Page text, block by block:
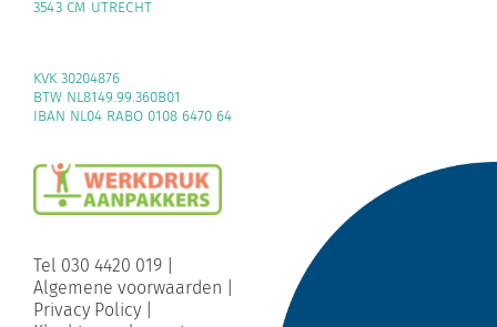
BTW NL8149.99.360B01
IBAN NL04 RABO 0108 6470 64
Algemene voorwaarden
Privacy Policy|
Klachtenreglement